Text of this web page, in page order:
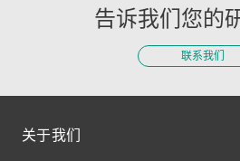
告诉我们您的
联系我们
关于我们